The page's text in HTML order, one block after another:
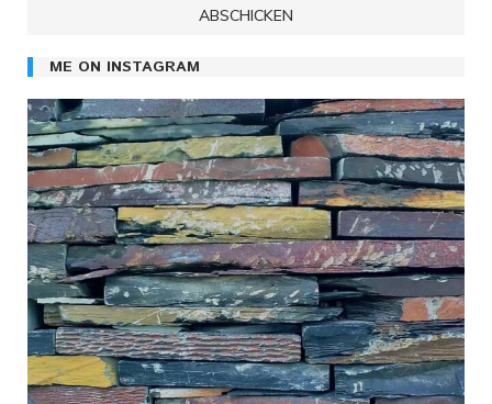
ME ON INSTAGRAM